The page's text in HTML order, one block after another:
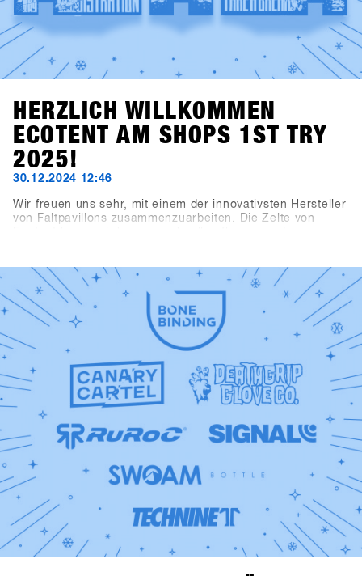
HERZLICH WILLKOMMEN
ECOTENT AM SHOPS 1ST TRY
2025!
30.12.2024 12:46
Wir freuen uns sehr, mit einem der innovativsten Hersteller
von Faltpavillons zusammenzuarbeiten. Die Zelte von
der Eingangsbereich zur Indoorarea präsentieren sich im
neuen SHOPS 1st TRY Design.Schau dir unsere neuen
Zelte am SHOPS 1st TRY genauer an!Check out Ecotent
https://www.ecotent-faltpavillons.de